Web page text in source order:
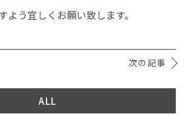
よう宜しくお願い致します。
次の記事
ALL